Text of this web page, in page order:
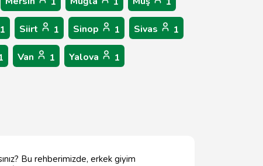
1 Siirt 1 Sinop 1 Sivas 1
Van 1 Yalova 1
Bu rehberimizde, erkek giyim